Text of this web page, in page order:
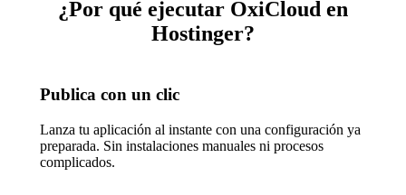
¿Por qué ejecutar OxiCloud en
Hostinger?
Publica con un clic
Lanza tu aplicación al instante con una configuración ya
preparada. Sin instalaciones manuales ni procesos
complicados.